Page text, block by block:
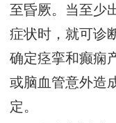
至昏厥。当至少
症状时，就可诊
确定痉挛和癫痫
或脑血管意外造
定。